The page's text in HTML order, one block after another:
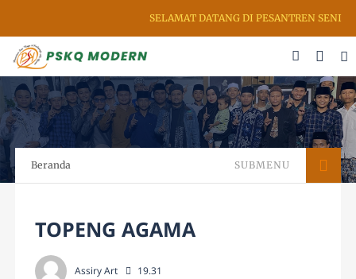
SELAMAT DATANG DI PESANTREN SENI
Beranda SUBMENU
TOPENG AGAMA
Assiry Art 19.31